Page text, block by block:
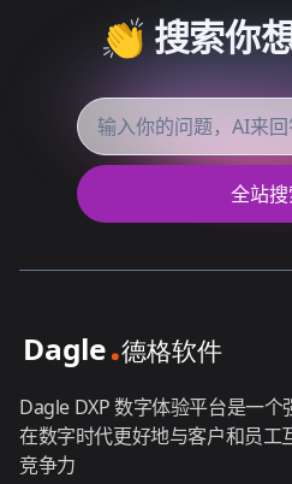
👏 搜索你
全站
Dagle DXP 数字体验平台是一
在数字时代更好地与客户和员工
竞争力